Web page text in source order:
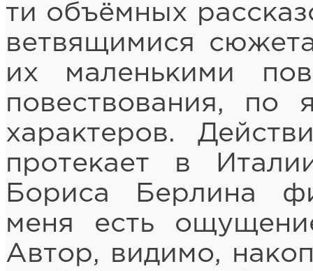
ти объёмных
ветвящимися
их маленькими
повествования, по
характеров.
протекает в
Бориса Берлина
меня есть
Автор, видимо,